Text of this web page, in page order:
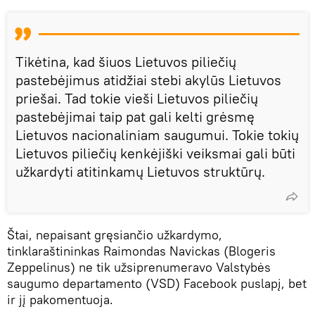
Tikėtina, kad šiuos Lietuvos piliečių
pastebėjimus atidžiai stebi akylūs Lietuvos
priešai. Tad tokie vieši Lietuvos piliečių
pastebėjimai taip pat gali kelti grėsmę
Lietuvos nacionaliniam saugumui. Tokie tokių
Lietuvos piliečių kenkėjiški veiksmai gali būti
užkardyti atitinkamų Lietuvos struktūrų.
Štai, nepaisant gręsiančio užkardymo,
tinklaraštininkas Raimondas Navickas (Blogeris
Zeppelinus) ne tik užsiprenumeravo Valstybės
saugumo departamento (VSD) Facebook puslapį, bet
ir jį pakomentuoja.